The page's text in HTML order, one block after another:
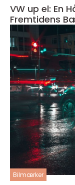
VW up el: En
Fremtidens
Bilmærker